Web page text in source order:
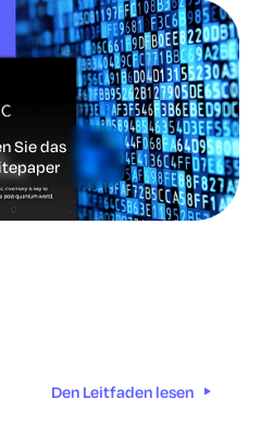
Sie das
Den Leitfaden lesen